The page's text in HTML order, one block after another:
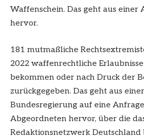
Waffenschein. Das geht aus einer
hervor.
181 mutmaßliche
2022 waffenrechtliche
bekommen oder nach Druck der
zurückgegeben. Das geht aus
Bundesregierung auf eine
Abgeordneten hervor, über die
Redaktionsnetzwerk